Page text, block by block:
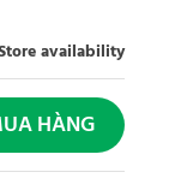
availability
HÀNG